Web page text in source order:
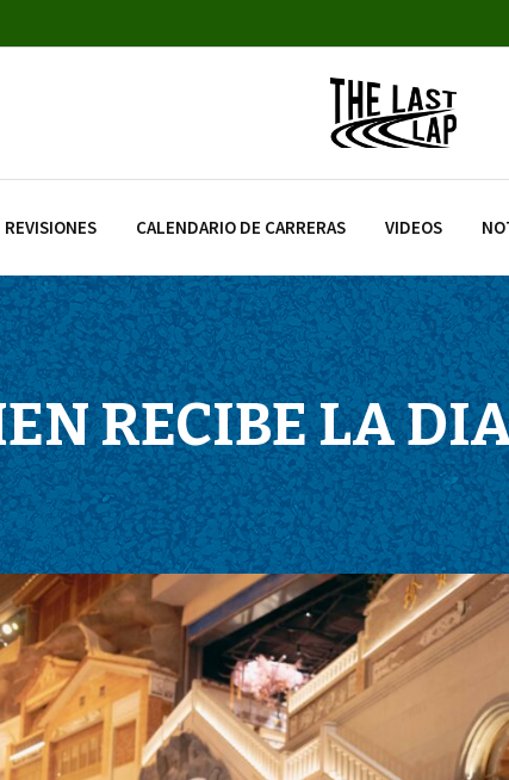
REVISIONES CALENDARIO DE CARRERAS VIDEOS
RECIBE LA